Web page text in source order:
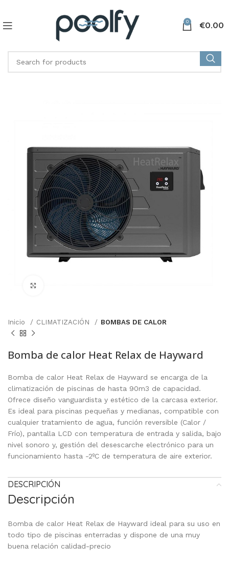
0 €0.00
Inicio CLIMATIZACIÓN BOMBAS DE CALOR
Bomba de calor Heat Relax de Hayward
Bomba de calor Heat Relax de Hayward se encarga de la
climatización de piscinas de hasta 90m3 de capacidad.
Ofrece diseño vanguardista y estético de la carcasa exterior.
Es ideal para piscinas pequeñas y medianas, compatible con
cualquier tratamiento de agua, función reversible (Calor /
Frío), pantalla LCD con temperatura de entrada y salida, bajo
nivel sonoro y, gestión del desescarche electrónico para un
funcionamiento hasta -2ºC de temperatura de aire exterior.
DESCRIPCIÓN
Descripción
Bomba de calor Heat Relax de Hayward ideal para su uso en
todo tipo de piscinas enterradas y dispone de una muy
buena relación calidad-precio